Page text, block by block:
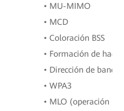
• MU-MIMO
• MCD
• Coloración BSS
• Formación de haces
• Dirección de banda
• WPA3
• MLO (operación